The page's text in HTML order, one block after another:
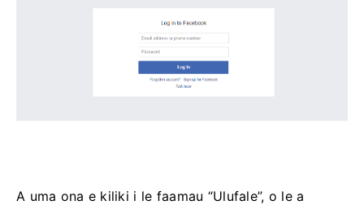
A uma ona e kiliki i le faamau “Ulufale”, o le a